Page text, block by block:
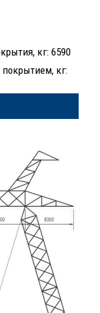
кг: 6590
кг: